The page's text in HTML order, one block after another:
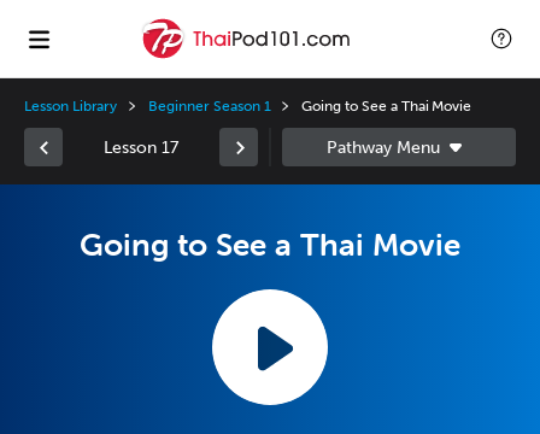
Lesson Library Beginner Season 1 Going to See a Thai Movie
Lesson 17
Going to See a Thai Movie